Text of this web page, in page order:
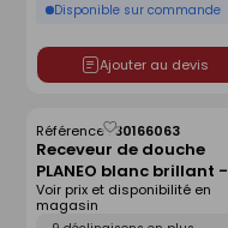
Disponible sur commande
Ajouter au devis
Receveur de douche
PLANEO blanc brillant -
160 x 90 cm
Référence :30166063
Déclinaison
Voir prix et disponibilité en
magasin
Enregistrer
comme
liste